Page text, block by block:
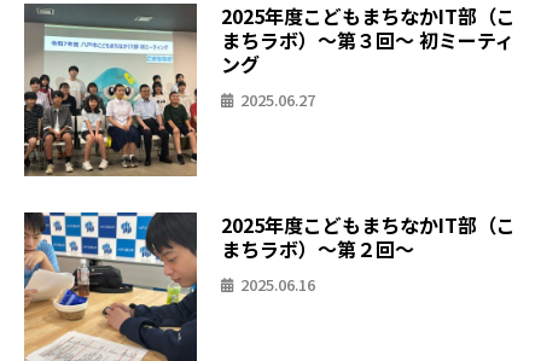
2025年度こどもまちなかIT部（こ
まちラボ）〜第３回〜 初ミーティ
ング
2025.06.27
2025年度こどもまちなかIT部（こ
まちラボ）〜第２回〜
2025.06.16